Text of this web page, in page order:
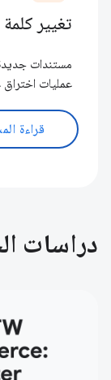
تغيير كلمة
مستندات
عمليات اختراق
قراءة
دراسات